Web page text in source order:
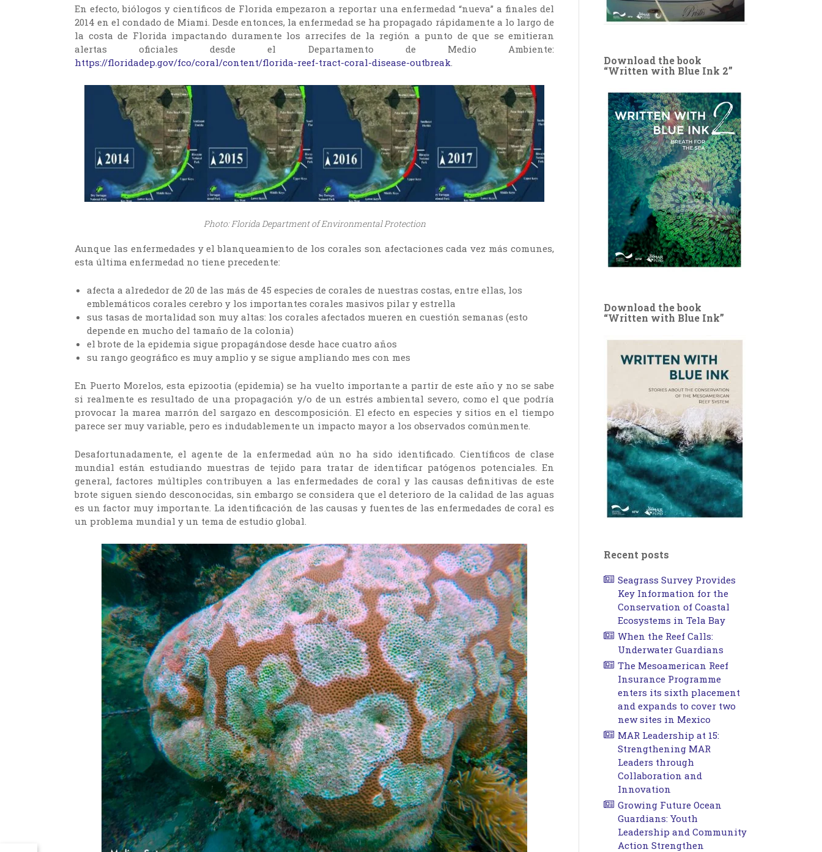
En efecto, biólogos y científicos de Florida empezaron a reportar una enfermedad “nueva” a finales del
2014 en el condado de Miami. Desde entonces, la enfermedad se ha propagado rápidamente a lo largo de
la costa de Florida impactando duramente los arrecifes de la región a punto de que se emitieran
alertas oficiales desde el Departamento de Medio Ambiente:
https://floridadep.gov/fco/coral/content/florida-reef-tract-coral-disease-outbreak
Photo: Florida Department of Environmental Protection
Aunque las enfermedades y el blanqueamiento de los corales son afectaciones cada vez más comunes,
esta última enfermedad no tiene precedente:
afecta a alrededor de 20 de las más de 45 especies de corales de nuestras costas, entre ellas, los
emblemáticos corales cerebro y los importantes corales masivos pilar y estrella
sus tasas de mortalidad son muy altas: los corales afectados mueren en cuestión semanas (esto
depende en mucho del tamaño de la colonia)
el brote de la epidemia sigue propagándose desde hace cuatro años
su rango geográfico es muy amplio y se sigue ampliando mes con mes
En Puerto Morelos, esta epizootia (epidemia) se ha vuelto importante a partir de este año y no se sabe
si realmente es resultado de una propagación y/o de un estrés ambiental severo, como el que podría
provocar la marea marrón del sargazo en descomposición. El efecto en especies y sitios en el tiempo
parece ser muy variable, pero es indudablemente un impacto mayor a los observados comúnmente.
Desafortunadamente, el agente de la enfermedad aún no ha sido identificado. Científicos de clase
mundial están estudiando muestras de tejido para tratar de identificar patógenos potenciales. En
general, factores múltiples contribuyen a las enfermedades de coral y las causas definitivas de este
brote siguen siendo desconocidas, sin embargo se considera que el deterioro de la calidad de las aguas
es un factor muy importante. La identificación de las causas y fuentes de las enfermedades de coral es
un problema mundial y un tema de estudio global.
Download the book
“Written with Blue Ink 2”
Download the book
“Written with Blue Ink”
Recent posts
Seagrass Survey Provides
Key Information for the
Conservation of Coastal
Ecosystems in Tela Bay
When the Reef Calls:
Underwater Guardians
The Mesoamerican Reef
Insurance Programme
enters its sixth placement
and expands to cover two
new sites in Mexico
MAR Leadership at 15:
Strengthening MAR
Leaders through
Collaboration and
Innovation
Growing Future Ocean
Guardians: Youth
Leadership and Community
Action Strengthen